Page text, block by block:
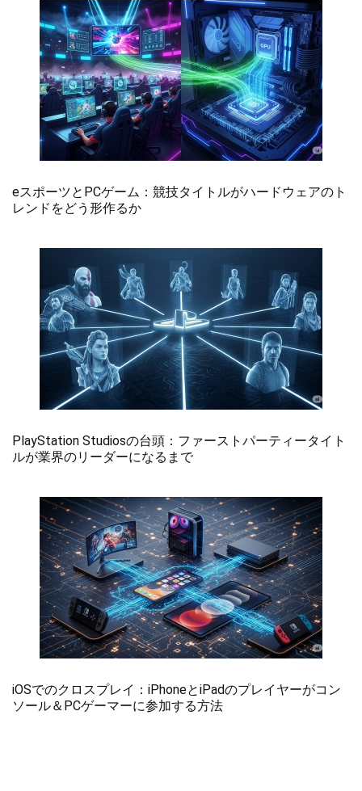
eスポーツとPCゲーム：競技タイトルがハードウェアのト
レンドをどう形作るか
PlayStation Studiosの台頭：ファーストパーティータイト
ルが業界のリーダーになるまで
iOSでのクロスプレイ：iPhoneとiPadのプレイヤーがコン
ソール＆PCゲーマーに参加する方法